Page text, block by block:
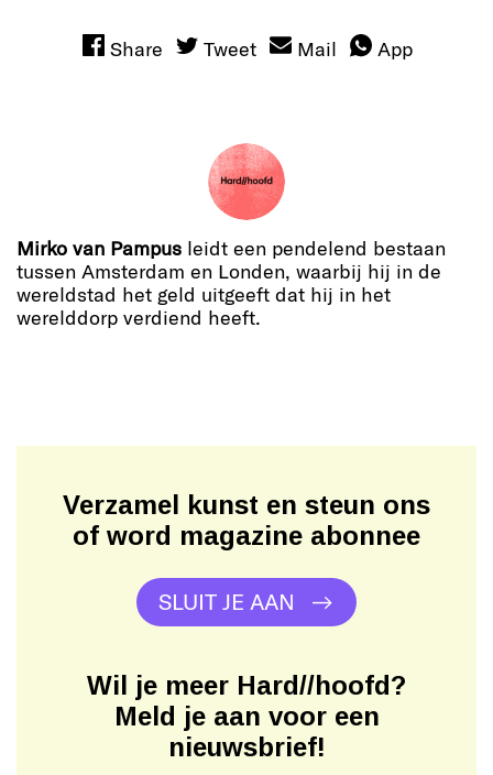
Share Tweet Mail App
Mirko van Pampus leidt een pendelend bestaan
tussen Amsterdam en Londen, waarbij hij in de
wereldstad het geld uitgeeft dat hij in het
werelddorp verdiend heeft.
Verzamel kunst en steun ons
of word magazine abonnee
SLUIT JE AAN
Wil je meer Hard//hoofd?
Meld je aan voor een
nieuwsbrief!